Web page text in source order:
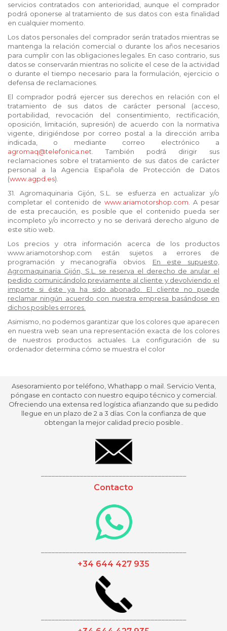
servicios contratados con anterioridad, aunque el comprador
podrá oponerse al tratamiento de sus datos con esta finalidad
en cualquier momento.
Los datos personales del comprador serán tratados mientras se
mantenga la relación comercial o durante los años necesarios
para cumplir con las obligaciones legales. En caso contrario, sus
datos se conservarán mientras no solicite el cese de la actividad
o durante el tiempo necesario para la formulación, ejercicio o
defensa de reclamaciones.
El comprador podrá ejercer sus derechos en relación con el
tratamiento de sus datos de carácter personal (acceso,
portabilidad, revocación del consentimiento, rectificación,
oposición, limitación, supresión) de acuerdo con la normativa
vigente, dirigiéndose por correo postal a la dirección arriba
indicada, o mediante correo electrónico a
agromaq@telefonica.net . También podrá dirigir sus
reclamaciones sobre el tratamiento de sus datos de carácter
personal a la Agencia Española de Protección de Datos
(www.agpd.es).
31. Agromaquinaria Gijón, S.L. se esfuerza en actualizar y/o
completar el contenido de www.ariamotorshop.com . A pesar
de esta precaución, es posible que el contenido pueda ser
incompleto y/o incorrecto y no se derivará derecho alguno de
este sitio web.
Los precios y otra información acerca de los productos
www.ariamotorshop.com están sujetos a errores de
programación y mecanografía obvios. En este supuesto,
Agromaquinaria Gijón, S.L. se reserva el derecho de anular el
pedido comunicándolo previamente al cliente y devolviendo el
importe si éste ya ha sido abonado. El cliente no puede
reclamar ningún acuerdo con nuestra empresa basándose en
dichos posibles errores.
Asimismo, no podemos garantizar que los colores que aparecen
en nuestra web sean una representación exacta de los colores
de nuestros productos actuales. La configuración de su
ordenador determina cómo se muestra el color
Asesoramiento por teléfono, Whathapp o mail. Servicio Venta,
póngase en contacto con nuestro equipo técnico y comercial.
Ofreciendo una extensa red logística afianzando que su pedido
llegue en un plazo de 2 a 3 días. Con la confianza de que
obtengan la mejor calidad precio posible..
Contacto
+34 644 427 935